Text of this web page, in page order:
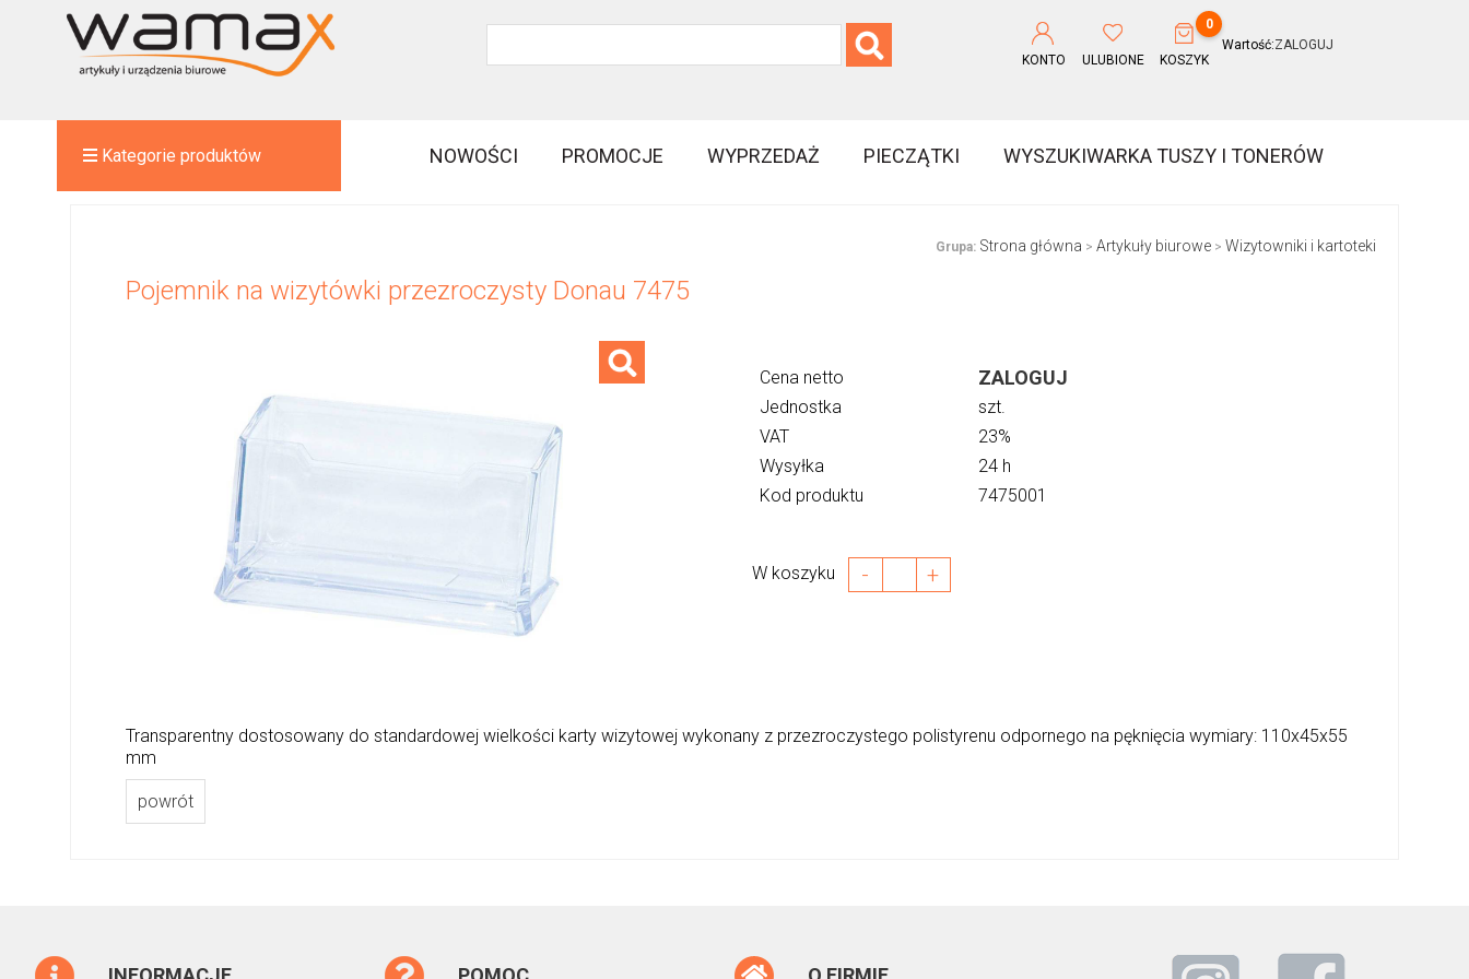
KONTO ULUBIONE
0
KOSZYK
Wartość:ZALOGUJ
Kategorie produktów NOWOŚCI PROMOCJE WYPRZEDAŻ PIECZĄTKI WYSZUKIWARKA TUSZY I TONERÓW
Grupa: Strona główna > Artykuły biurowe> Wizytowniki i kartoteki
Pojemnik na wizytówki przezroczysty Donau 7475
Cena netto ZALOGUJ
Jednostka
szt.
VAT
23%
Wysyłka
24 h
Kod produktu
7475001
W koszyku - +
Transparentny dostosowany do standardowej wielkości karty wizytowej wykonany z przezroczystego polistyrenu odpornego na pęknięcia wymiary: 110x45x55
mm
powrót